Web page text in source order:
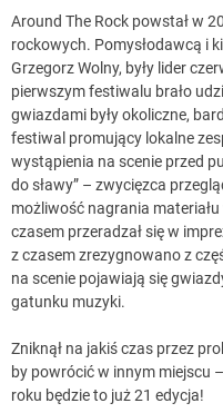
Around The Rock powstał w
rockowych. Pomysłodawcą i
Grzegorz Wolny, były lider
pierwszym festiwalu brało
gwiazdami były okoliczne,
festiwal promujący lokalne
wystąpienia na scenie przed
do sławy” – zwycięzca
możliwość nagrania
czasem przeradzał się w
z czasem zrezygnowano z
na scenie pojawiają się
gatunku muzyki.
Zniknął na jakiś czas przez
by powrócić w innym miejscu
roku będzie to już 21 edycja!